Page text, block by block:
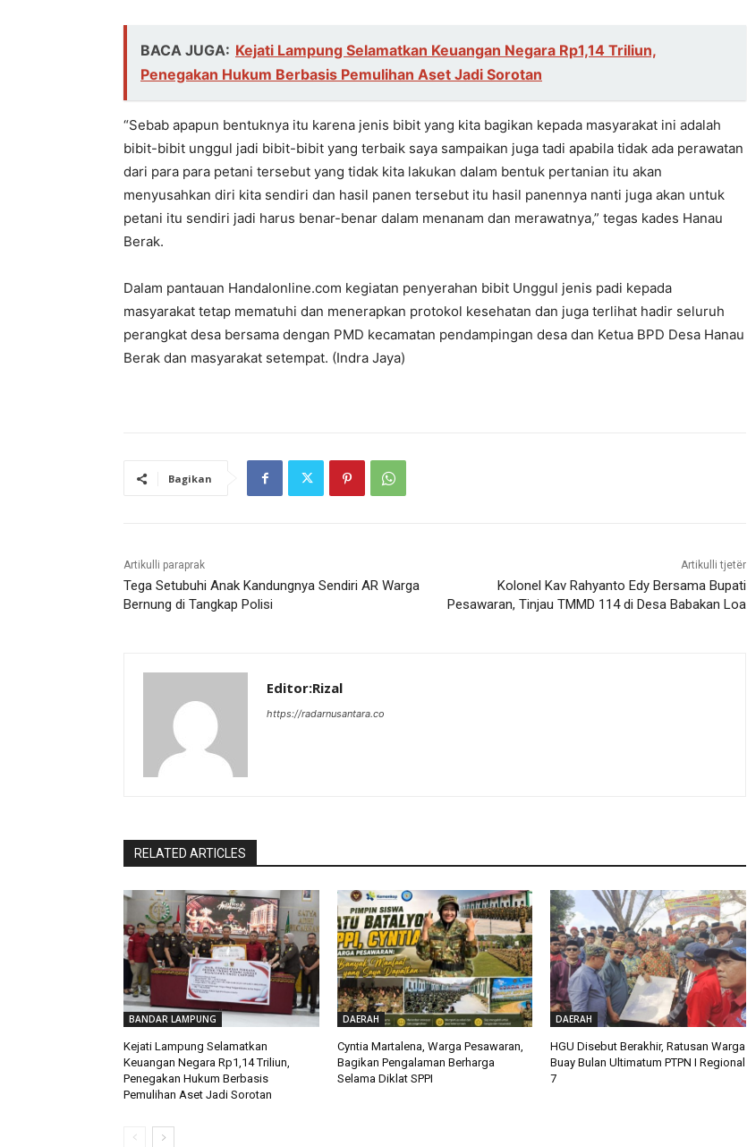
BACA JUGA: Kejati Lampung Selamatkan Keuangan Negara Rp1,14 Triliun,
Penegakan Hukum Berbasis Pemulihan Aset Jadi Sorotan
“Sebab apapun bentuknya itu karena jenis bibit yang kita bagikan kepada masyarakat ini adalah
bibit-bibit unggul jadi bibit-bibit yang terbaik saya sampaikan juga tadi apabila tidak ada perawatan
dari para para petani tersebut yang tidak kita lakukan dalam bentuk pertanian itu akan
menyusahkan diri kita sendiri dan hasil panen tersebut itu hasil panennya nanti juga akan untuk
petani itu sendiri jadi harus benar-benar dalam menanam dan merawatnya,” tegas kades Hanau
Berak.
Dalam pantauan Handalonline.com kegiatan penyerahan bibit Unggul jenis padi kepada
masyarakat tetap mematuhi dan menerapkan protokol kesehatan dan juga terlihat hadir seluruh
perangkat desa bersama dengan PMD kecamatan pendampingan desa dan Ketua BPD Desa Hanau
Berak dan masyarakat setempat. (Indra Jaya)
Bagikan
Artikulli paraprak
Tega Setubuhi Anak Kandungnya Sendiri AR Warga
Bernung di Tangkap Polisi
Artikulli tjetër
Kolonel Kav Rahyanto Edy Bersama Bupati
Pesawaran, Tinjau TMMD 114 di Desa Babakan Loa
Editor:Rizal
https://radarnusantara.co
RELATED ARTICLES
BANDAR LAMPUNG
Kejati Lampung Selamatkan
Keuangan Negara Rp1,14 Triliun,
Penegakan Hukum Berbasis
Pemulihan Aset Jadi Sorotan
DAERAH
Cyntia Martalena, Warga Pesawaran,
Bagikan Pengalaman Berharga
Selama Diklat SPPI
DAERAH
HGU Disebut Berakhir, Ratusan Warga
Buay Bulan Ultimatum PTPN I Regional
7